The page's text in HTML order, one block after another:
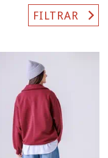
FILTRAR